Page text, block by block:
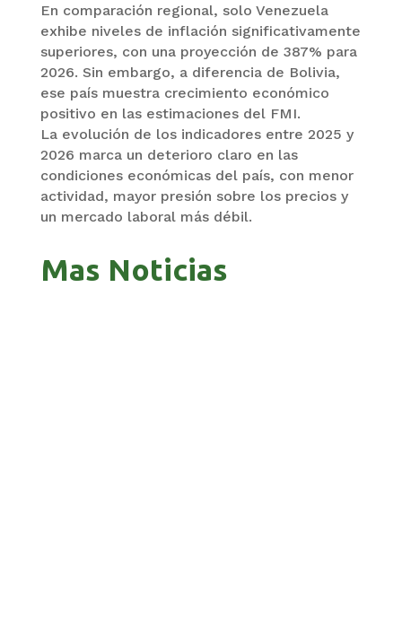
En comparación regional, solo Venezuela
exhibe niveles de inflación significativamente
superiores, con una proyección de 387% para
2026. Sin embargo, a diferencia de Bolivia,
ese país muestra crecimiento económico
positivo en las estimaciones del FMI.
La evolución de los indicadores entre 2025 y
2026 marca un deterioro claro en las
condiciones económicas del país, con menor
actividad, mayor presión sobre los precios y
un mercado laboral más débil.
Mas Noticias